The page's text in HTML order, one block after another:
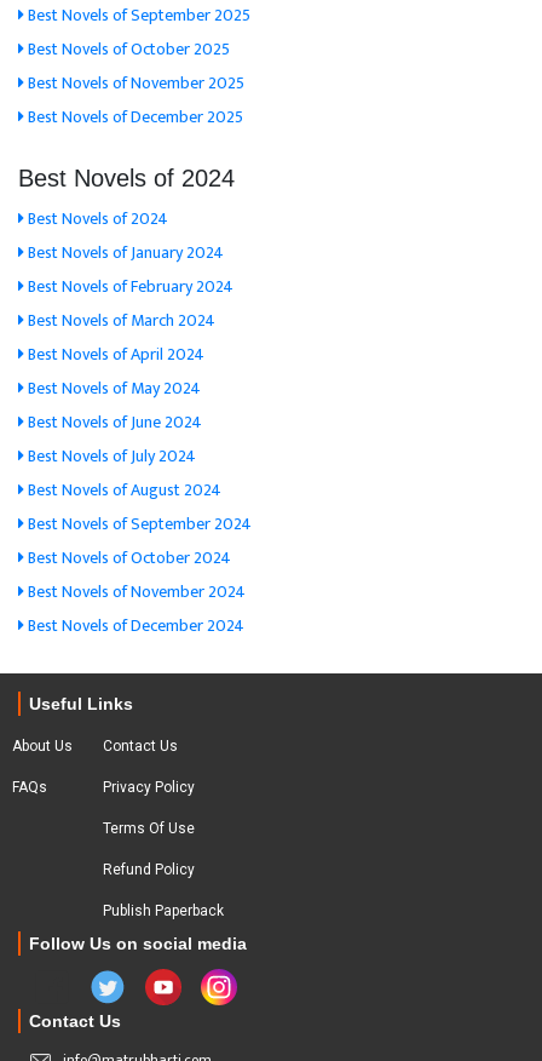
Best Novels of September 2025
Best Novels of October 2025
Best Novels of November 2025
Best Novels of December 2025
Best Novels of 2024
Best Novels of 2024
Best Novels of January 2024
Best Novels of February 2024
Best Novels of March 2024
Best Novels of April 2024
Best Novels of May 2024
Best Novels of June 2024
Best Novels of July 2024
Best Novels of August 2024
Best Novels of September 2024
Best Novels of October 2024
Best Novels of November 2024
Best Novels of December 2024
Useful Links
About Us
FAQs
Contact Us
Privacy Policy
Terms Of Use
Refund Policy
Publish Paperback
Follow Us on social media
Contact Us